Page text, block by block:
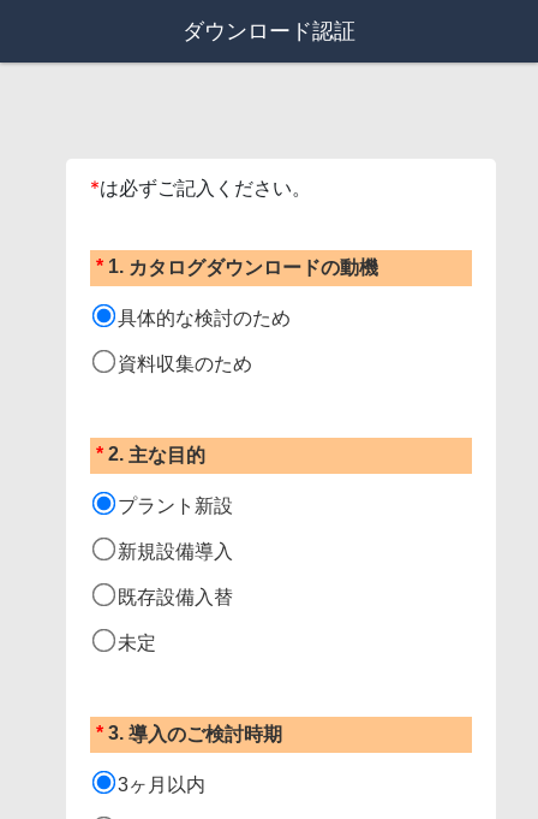
ダウンロード認証
*は必ずご記入ください。
* 1. カタログダウンロードの動機
具体的な検討のため
資料収集のため
* 2. 主な目的
プラント新設
新規設備導入
既存設備入替
未定
* 3. 導入のご検討時期
3ヶ月以内